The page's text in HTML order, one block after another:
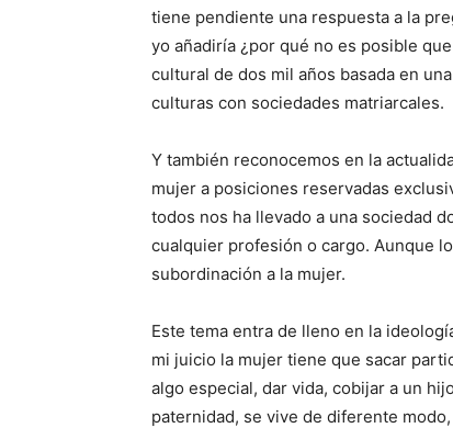
tiene pendiente una respuesta a la
yo añadiría ¿por qué no es posible
cultural de dos mil años basada en
culturas con sociedades matriarcales.
Y también reconocemos en la
mujer a posiciones reservadas
todos nos ha llevado a una sociedad
cualquier profesión o cargo. Aunque
subordinación a la mujer.
Este tema entra de lleno en la
mi juicio la mujer tiene que sacar
algo especial, dar vida, cobijar a un
paternidad, se vive de diferente